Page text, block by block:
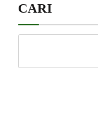
CARI